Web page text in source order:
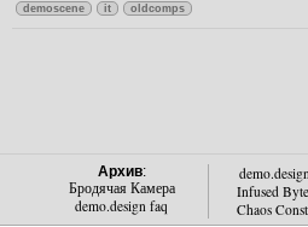
demoscene it oldcomps
Архив:
Бродячая Камера
demo.design faq
Infused
Chaos